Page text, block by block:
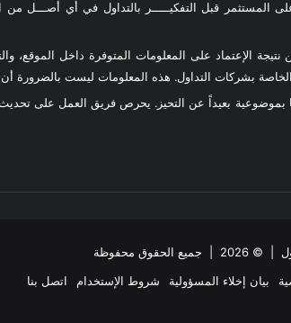
قبل التفكيـــــر بالتداول في أي أصـــل من
الإعتماد على المعلومات المتوفرة داخل الموقع،
بشركات التداول. هذه المعلومات ليست بالضرورة أن
بموضوعية بعيداً عن التحيز. يحرص فريق العمل على
| © 2026 | جميع الحقوق محفوظة
بيان إخلاء المسؤولية شروط الإستخدام
اتصل بنا